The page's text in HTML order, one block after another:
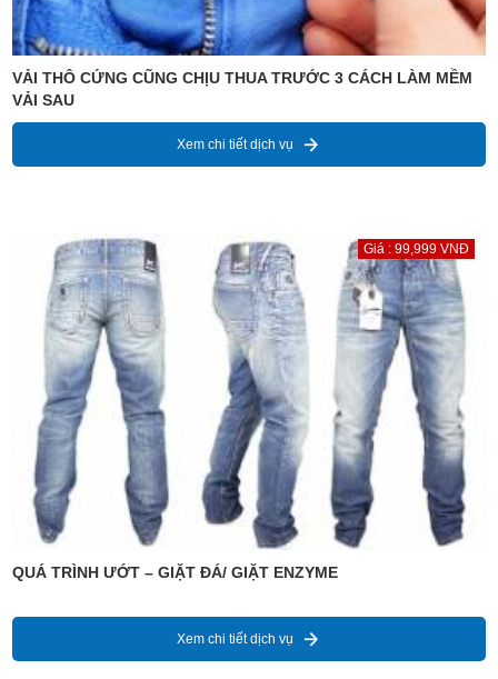
VẢI THÔ CỨNG CŨNG CHỊU THUA TRƯỚC 3 CÁCH LÀM MỀM
VẢI SAU
Xem chi tiết dịch vụ
Giá : 99,999 VNĐ
QUÁ TRÌNH ƯỚT – GIẶT ĐÁ/ GIẶT ENZYME
Xem chi tiết dịch vụ